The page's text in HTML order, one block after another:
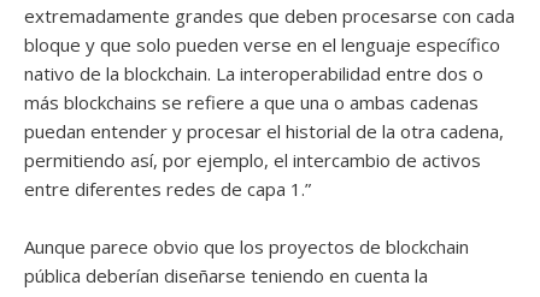
extremadamente grandes que deben procesarse con cada
bloque y que solo pueden verse en el lenguaje específico
nativo de la blockchain. La interoperabilidad entre dos o
más blockchains se refiere a que una o ambas cadenas
puedan entender y procesar el historial de la otra cadena,
permitiendo así, por ejemplo, el intercambio de activos
entre diferentes redes de capa 1.”
Aunque parece obvio que los proyectos de blockchain
pública deberían diseñarse teniendo en cuenta la